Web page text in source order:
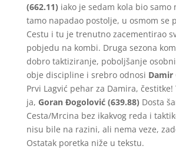
(662.11) iako je sedam kola bio samo
tamo napadao postolje, u osmom se
Cestu i tu je trenutno zacementirao
pobjedu na kombi. Druga sezona
dobro taktiziranje, poboljšanje
obje discipline i srebro odnosi Damir
Prvi Lagvić pehar za Damira,
ja, Goran Đogolović (639.88) Dosta
Cesta/Mrcina bez ikakvog reda i
nisu bile na razini, ali nema veze,
Ostatak poretka niže u tekstu.